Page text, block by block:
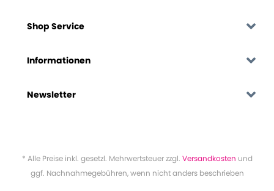
Shop Service
Informationen
Newsletter
* Alle Preise inkl. gesetzl. Mehrwertsteuer zzgl. Versandkosten und
ggf. Nachnahmegebühren, wenn nicht anders beschrieben